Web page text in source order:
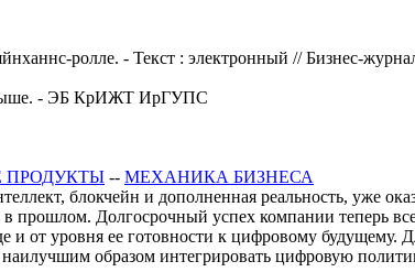
ролле. - Текст : электронный // Бизнес-
выше. - ЭБ КрИЖТ ИрГУПС
ПРОДУКТЫ -- МЕХАНИКА БИЗНЕСА
блокчейн и дополненная реальность, уже
прошлом. Долгосрочный успех компании теперь
и от уровня ее готовности к цифровому будущему.
образом интегрировать цифровую